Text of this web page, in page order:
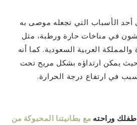
أحد الأسباب التي تجعله موصى به
في مناخات حارة ورطبة، مثل
والمملكة العربية السعودية. كما أنه
حيث يمكن ارتداؤه بشكل مريح تحت
في ارتفاع درجة الحرارة.
وراحتهمع بطانيتنا المحبوكة من